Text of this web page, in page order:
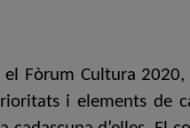
Fòrum Cultura 2020,
i elements de